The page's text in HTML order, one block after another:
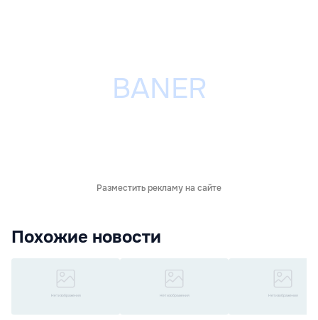
Разместить рекламу на сайте
Похожие новости